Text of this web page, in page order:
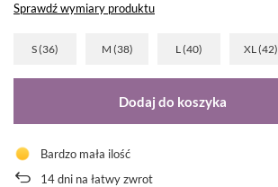
Sprawdź wymiary produktu
S (36) M (38) L (40) XL (42)
Dodaj do koszyka
Bardzo mała ilość
14dni na łatwy zwrot